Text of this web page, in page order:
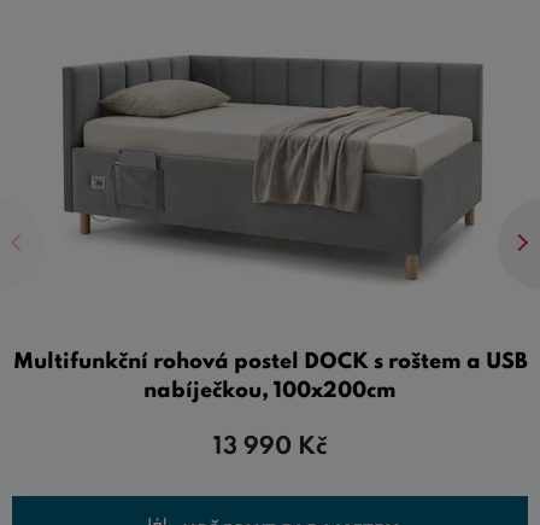
Pohodlí:
Navrženo s důrazem na optimální
podporu těla a pohodlný spánek.
jednolůžka 100x200jsou vyrobena z kvalitních
materiálů, zajišťujících dlouhou životnost a odolnost.
Kromě toho nabízíme široký výběr stylů – od
minimalistických po luxusní, aby vyhovovaly každému
pohodlný a regenerační spánek každou noc. Prohlédněte
si naši širokou nabídku a najděte tu pravou postel, která
Multifunkční rohová postel DOCK s roštem a USB
nabíječkou, 100x200cm
13 990 Kč